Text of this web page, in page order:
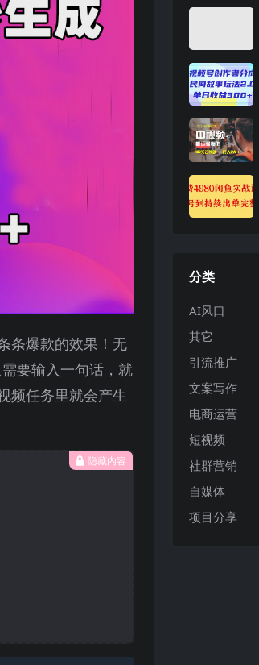
条爆款的效果！无
要输入一句话，就
频任务里就会产生
隐藏内容
分类
AI风口
其它
引流推广
文案写作
电商运营
短视频
社群营销
自媒体
项目分享